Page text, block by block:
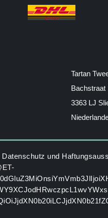
Tartan
Bachstraat
3363 LJ
Datenschutz und